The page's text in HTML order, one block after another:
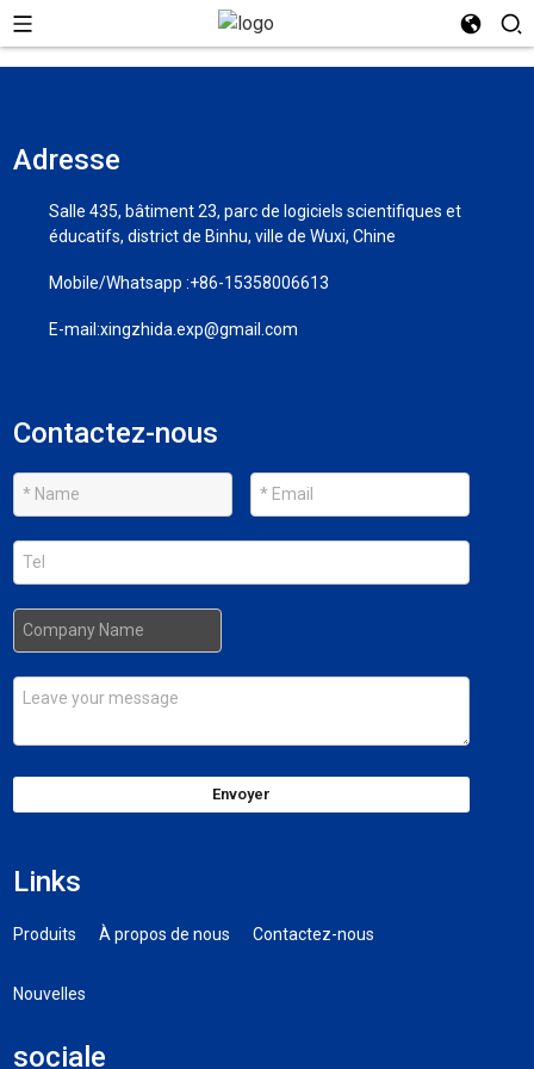
Adresse
Salle 435, bâtiment 23, parc de logiciels scientifiques et
éducatifs, district de Binhu, ville de Wuxi, Chine
Mobile/Whatsapp :+86-15358006613
E-mail:xingzhida.exp@gmail.com
Contactez-nous
Envoyer
Links
Produits À propos de nous Contactez-nous
Nouvelles
sociale